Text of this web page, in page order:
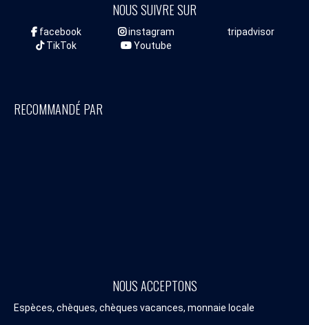
NOUS SUIVRE SUR
facebook instagram
tripadvisor
TikTok
Youtube
RECOMMANDÉ PAR
NOUS ACCEPTONS
Espèces, chèques, chèques vacances, monnaie locale